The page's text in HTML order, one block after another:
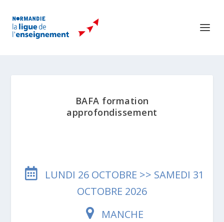
BAFA formation
approfondissement
LUNDI 26 OCTOBRE >> SAMEDI 31
OCTOBRE 2026
MANCHE